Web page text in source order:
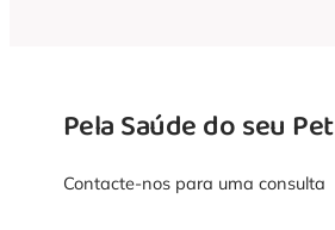
Pela Saúde do seu Pet
Contacte-nos para uma consulta